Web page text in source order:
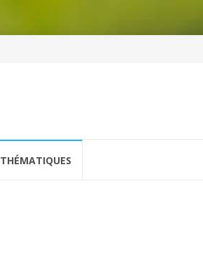
THÉMATIQUES